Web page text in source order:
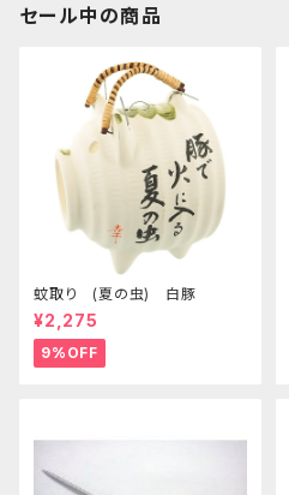
セール中の商品
蚊取り (夏の虫) 白豚
¥2,275
9%OFF